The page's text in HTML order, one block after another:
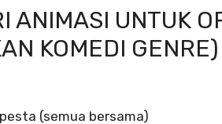
ANIMASI UNTUK
KOMEDI
(semua bersama)